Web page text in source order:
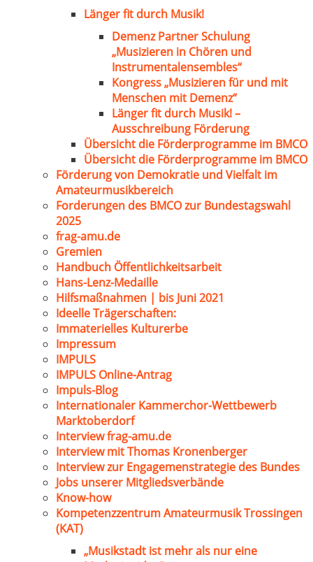
Länger fit durch Musik!
Demenz Partner Schulung
„Musizieren in Chören und
Instrumentalensembles“
Kongress „Musizieren für und mit
Menschen mit Demenz“
Länger fit durch Musik! –
Ausschreibung Förderung
Übersicht die Förderprogramme im BMCO
Übersicht die Förderprogramme im BMCO
Förderung von Demokratie und Vielfalt im
Amateurmusikbereich
Forderungen des BMCO zur Bundestagswahl
2025
frag-amu.de
Gremien
Handbuch Öffentlichkeitsarbeit
Hans-Lenz-Medaille
Hilfsmaßnahmen | bis Juni 2021
Ideelle Trägerschaften:
Immaterielles Kulturerbe
Impressum
IMPULS
IMPULS Online-Antrag
Impuls-Blog
Internationaler Kammerchor-Wettbewerb
Marktoberdorf
Interview frag-amu.de
Interview mit Thomas Kronenberger
Interview zur Engagemenstrategie des Bundes
Jobs unserer Mitgliedsverbände
Know-how
Kompetenzzentrum Amateurmusik Trossingen
(KAT)
„Musikstadt ist mehr als nur eine